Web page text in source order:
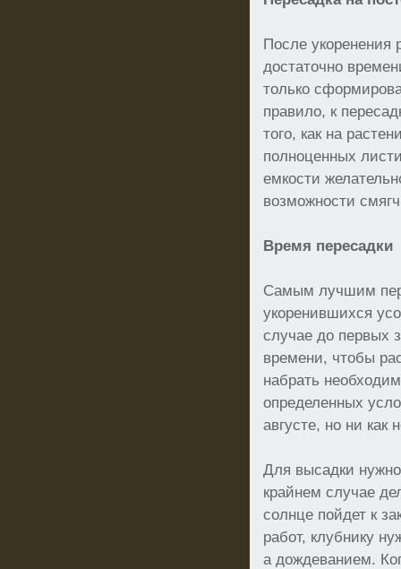
После укоренения
достаточно
только
правило, к
того, как на
полноценных
емкости
возможности
Время пересадки
Самым лучшим
укоренившихся
случае до первых
времени, чтобы
набрать
определенных
августе, но ни как
Для высадки
крайнем случае
солнце пойдет к
работ, клубнику
а дождеванием.